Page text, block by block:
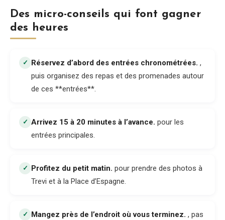
Des micro-conseils qui font gagner
des heures
✓ Réservez d’abord des entrées chronométrées. ,
puis organisez des repas et des promenades autour
de ces **entrées**.
✓ Arrivez 15 à 20 minutes à l’avance. pour les
entrées principales.
✓ Profitez du petit matin. pour prendre des photos à
Trevi et à la Place d’Espagne.
✓ Mangez près de l’endroit où vous terminez. , pas